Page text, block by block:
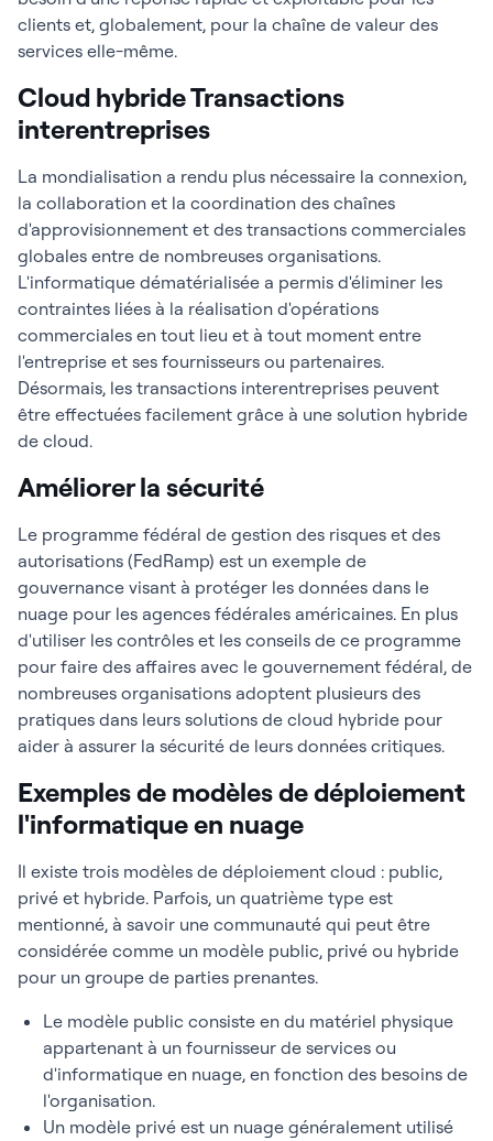
clients et, globalement, pour la chaîne de valeur des
services elle-même.
Cloud hybride Transactions
interentreprises
La mondialisation a rendu plus nécessaire la connexion,
la collaboration et la coordination des chaînes
d'approvisionnement et des transactions commerciales
globales entre de nombreuses organisations.
L'informatique dématérialisée a permis d'éliminer les
contraintes liées à la réalisation d'opérations
commerciales en tout lieu et à tout moment entre
l'entreprise et ses fournisseurs ou partenaires.
Désormais, les transactions interentreprises peuvent
être effectuées facilement grâce à une solution hybride
de cloud.
Améliorer la sécurité
Le programme fédéral de gestion des risques et des
autorisations (FedRamp) est un exemple de
gouvernance visant à protéger les données dans le
nuage pour les agences fédérales américaines. En plus
d'utiliser les contrôles et les conseils de ce programme
pour faire des affaires avec le gouvernement fédéral, de
nombreuses organisations adoptent plusieurs des
pratiques dans leurs solutions de cloud hybride pour
aider à assurer la sécurité de leurs données critiques.
Exemples de modèles de déploiement
l'informatique en nuage
Il existe trois modèles de déploiement cloud : public,
privé et hybride. Parfois, un quatrième type est
mentionné, à savoir une communauté qui peut être
considérée comme un modèle public, privé ou hybride
pour un groupe de parties prenantes.
Le modèle public consiste en du matériel physique
appartenant à un fournisseur de services ou
d'informatique en nuage, en fonction des besoins de
l'organisation.
Un modèle privé est un nuage généralement utilisé